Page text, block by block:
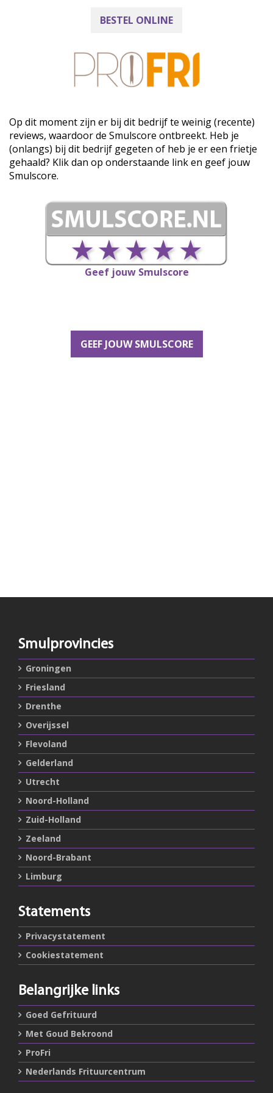
BESTEL ONLINE
Op dit moment zijn er bij dit bedrijf te weinig (recente)
reviews, waardoor de Smulscore ontbreekt. Heb je
(onlangs) bij dit bedrijf gegeten of heb je er een frietje
gehaald? Klik dan op onderstaande link en geef jouw
Smulscore.
Geef jouw Smulscore
GEEF JOUW SMULSCORE
Smulprovincies
Groningen
Friesland
Drenthe
Overijssel
Flevoland
Gelderland
Utrecht
Noord-Holland
Zuid-Holland
Zeeland
Noord-Brabant
Limburg
Statements
Privacystatement
Cookiestatement
Belangrijke links
Goed Gefrituurd
Met Goud Bekroond
ProFri
Nederlands Frituurcentrum